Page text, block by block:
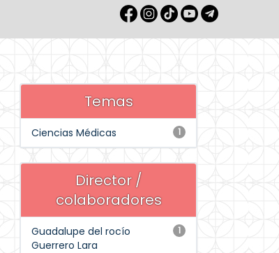
Temas
1
Ciencias Médicas
Director /
colaboradores
1
Guadalupe del rocío
Guerrero Lara